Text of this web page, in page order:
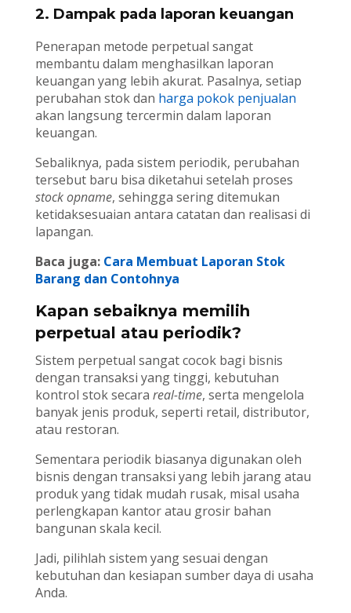
2. Dampak pada laporan keuangan
Penerapan metode perpetual sangat
membantu dalam menghasilkan laporan
keuangan yang lebih akurat. Pasalnya, setiap
perubahan stok dan harga pokok penjualan
akan langsung tercermin dalam laporan
keuangan.
Sebaliknya, pada sistem periodik, perubahan
tersebut baru bisa diketahui setelah proses
stock opname, sehingga sering ditemukan
ketidaksesuaian antara catatan dan realisasi di
lapangan.
Baca juga: Cara Membuat Laporan Stok
Barang dan Contohnya
Kapan sebaiknya memilih
perpetual atau periodik?
Sistem perpetual sangat cocok bagi bisnis
dengan transaksi yang tinggi, kebutuhan
kontrol stok secara real-time, serta mengelola
banyak jenis produk, seperti retail, distributor,
atau restoran.
Sementara periodik biasanya digunakan oleh
bisnis dengan transaksi yang lebih jarang atau
produk yang tidak mudah rusak, misal usaha
perlengkapan kantor atau grosir bahan
bangunan skala kecil.
Jadi, pilihlah sistem yang sesuai dengan
kebutuhan dan kesiapan sumber daya di usaha
Anda.